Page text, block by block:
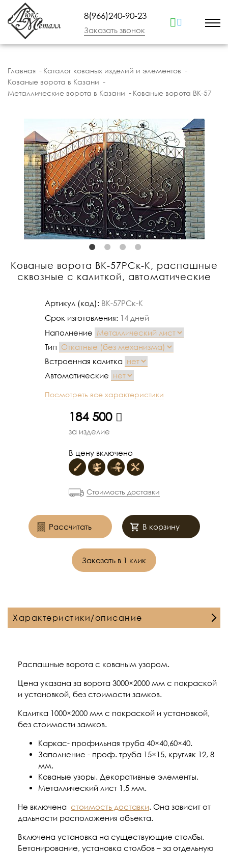
8(966)240-90-23
Заказать звонок
Главная
Каталог кованых изделий и элементов
Кованые ворота в Казани
Металлические ворота в Казани
Кованые ворота ВК-57
Кованые ворота ВК-57РСк-К, распашные
сквозные с калиткой, автоматические
Артикул (код): ВК-57РСк-К
Срок изготовления: 14 дней
Наполнение
Тип
Встроенная калитка
Автоматические
Посмотреть все характеристики
184 500
руб.
за изделие
В цену включено
Стоимость доставки
Рассчитать В корзину
Заказать в 1 клик
Характеристики/описание
Распашные ворота с кованым узором.
Цена указана за ворота 3000×2000 мм с покраской
и установкой, без стоимости замков.
Калитка 1000×2000 мм с покраской и установкой,
без стоимости замков.
Каркас- профильная труба 40×40,60×40.
Заполнение - проф. труба 15×15, кругляк 12, 8
мм.
Кованые узоры. Декоративные элементы.
Металлический лист 1,5 мм.
Не включена стоимость доставки. Она зависит от
дальности расположения объекта.
Включена установка на существующие столбы.
Бетонирование, установка столбов – за отдельную